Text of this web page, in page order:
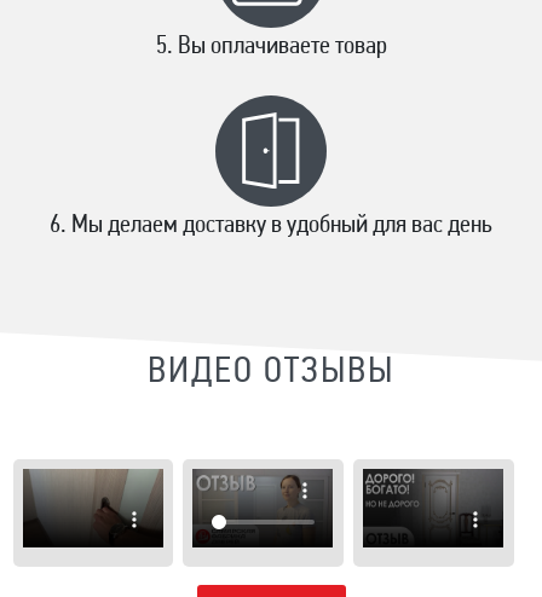
Вы оплачиваете товар
Мы делаем доставку в удобный для вас день
ВИДЕО ОТЗЫВЫ